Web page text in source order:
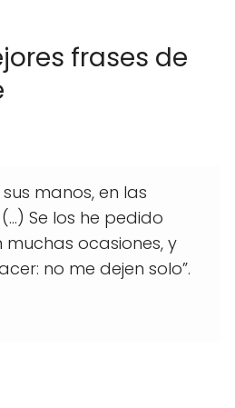
frases de
manos, en las
Se los he pedido
ocasiones, y
no me dejen solo”.